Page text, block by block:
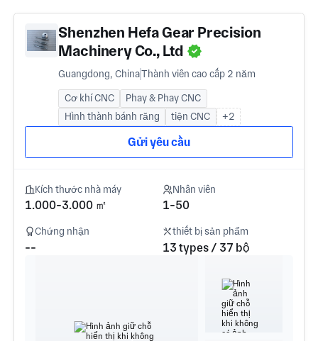
Shenzhen Hefa Gear Precision
Machinery Co., Ltd
Guangdong, ChinaThành viên cao cấp 2 năm
Cơ khí CNC
Phay & Phay CNC
Hình thành bánh răng
tiện CNC +2
Gửi yêu cầu
Kích thước nhà máy
1.000-3.000 ㎡
Nhân viên
1-50
Chứng nhận
--
thiết bị sản phẩm
13 types / 37 bộ